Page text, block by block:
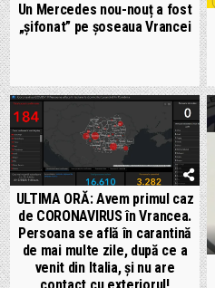
Un Mercedes nou-nouț a fost
„șifonat” pe șoseaua Vrancei
ULTIMA ORĂ: Avem primul caz
de CORONAVIRUS în Vrancea.
Persoana se află în carantină
de mai multe zile, după ce a
venit din Italia, și nu are